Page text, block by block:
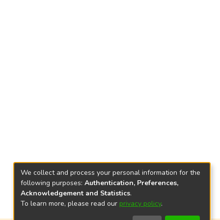
We collect and process your personal information for the
following purposes: Authentication, Preferences,
Acknowledgement and Statistics.
To learn more, please read our privacy policy.